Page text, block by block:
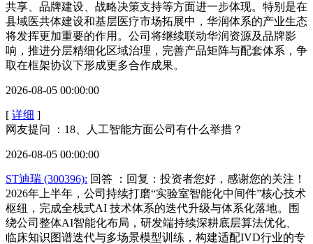
共享、品牌建设、战略决策支持等方面进一步体现。特别是在
县域医共体建设和基层医疗市场拓展中，华润体系的产业生态
将发挥更加重要的作用。公司将继续联动华润资源及品牌影
响，推进分层精细化区域治理，完善产品矩阵与配套体系，争
取在框架协议下形成更多合作成果。
2026-08-05 00:00:00
[ 详细 ]
网友提问 ：18、人工智能方面公司有什么举措？
2026-08-05 00:00:00
ST迪瑞 (300396): 回答 ：回复：投资者您好，感谢您的关注！
2026年上半年，公司持续打磨“实验室智能化中间件”核心技术
枢纽，完成全栈式AI 技术体系的迭代升级与体系化落地。围
绕公司整体AI智能化布局，研发端持续深耕底层算法优化、
临床知识图谱迭代与多场景模型训练，构建适配IVD行业的专